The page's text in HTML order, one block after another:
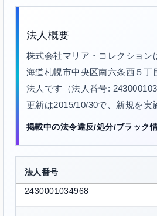
法人概要
株式会社マリア・コレクション
海道札幌市中央区南六条西５丁
法人です（法人番号:
更新は2015/10/30で、新規を実
掲載中の法令違反/処分/ブラック
法人番号
2430001034968